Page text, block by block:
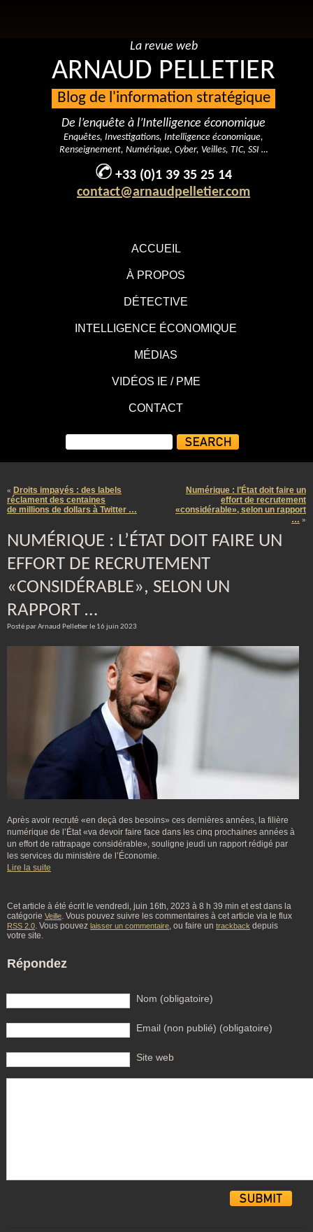
ACCUEIL
À PROPOS
DÉTECTIVE
INTELLIGENCE ÉCONOMIQUE
MÉDIAS
VIDÉOS IE / PME
CONTACT
La revue web
ARNAUD PELLETIER
Blog de l'information stratégique
De l’enquête à l’Intelligence économique
Enquêtes, Investigations, Intelligence économique,
Renseignement, Numérique, Cyber, Veilles, TIC, SSI …
+33 (0)1 39 35 25 14
contact@arnaudpelletier.com
« Droits impayés : des labels
réclament des centaines
de millions de dollars à Twitter …
Numérique : l’État doit faire un
effort de recrutement
«considérable», selon un rapport
… »
NUMÉRIQUE : L’ÉTAT DOIT FAIRE UN
EFFORT DE RECRUTEMENT
«CONSIDÉRABLE», SELON UN
RAPPORT …
Posté par Arnaud Pelletier le 16 juin 2023
Après avoir recruté «en deçà des besoins» ces dernières années, la filière
numérique de l’État «va devoir faire face dans les cinq prochaines années à
un effort de rattrapage considérable», souligne jeudi un rapport rédigé par
les services du ministère de l’Économie.
Lire la suite
Cet article à été écrit le vendredi, juin 16th, 2023 à 8 h 39 min et est dans la
catégorie Veille. Vous pouvez suivre les commentaires à cet article via le flux
RSS 2.0. Vous pouvez laisser un commentaire, ou faire un trackback depuis
votre site.
Répondez
Nom (obligatoire)
Email (non publié) (obligatoire)
Site web